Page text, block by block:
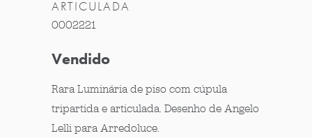
ARTICULADA
0002221
Vendido
Rara Luminária de piso com cúpula
tripartida e articulada. Desenho de Angelo
Lelli para Arredoluce.